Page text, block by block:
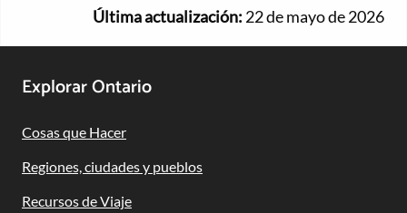
Última actualización: 22 de mayo de 2026
Footer
Navigation
Explorar Ontario
Cosas que Hacer
Regiones, ciudades y pueblos
Recursos de Viaje